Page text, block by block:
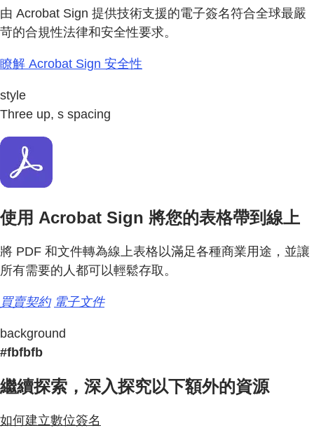
由 Acrobat Sign 提供技術支援的電子簽名符合全球最嚴
苛的合規性法律和安全性要求。
瞭解 Acrobat Sign 安全性
style
Three up, s spacing
使用 Acrobat Sign 將您的表格帶到線上
將 PDF 和文件轉為線上表格以滿足各種商業用途，並讓
所有需要的人都可以輕鬆存取。
買賣契約 電子文件
background
#fbfbfb
繼續探索，深入探究以下額外的資源
如何建立數位簽名